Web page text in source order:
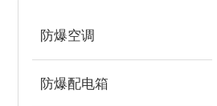
防爆空调
防爆配电箱